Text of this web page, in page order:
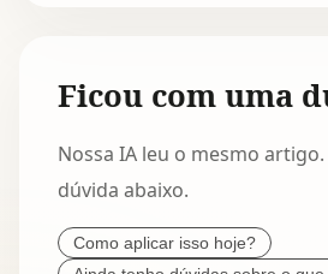
Ficou com uma
Nossa IA leu o mesmo artigo.
dúvida abaixo.
Como aplicar isso hoje?